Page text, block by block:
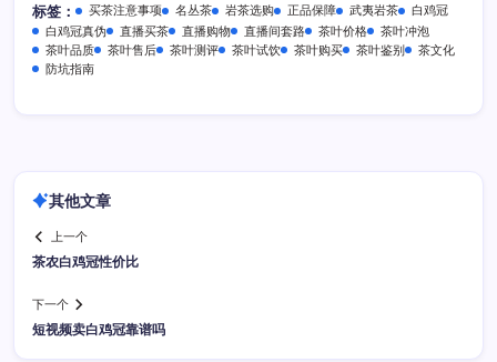
标签： 买茶注意事项 名丛茶 岩茶选购 正品保障 武夷岩茶
白鸡冠
白鸡冠真伪
直播买茶 直播购物 直播间套路 茶叶价格
茶叶冲泡
茶叶品质
茶叶售后 茶叶测评 茶叶试饮 茶叶购买 茶叶鉴别
茶文化
防坑指南
其他文章
上一个
茶农白鸡冠性价比
下一个
短视频卖白鸡冠靠谱吗